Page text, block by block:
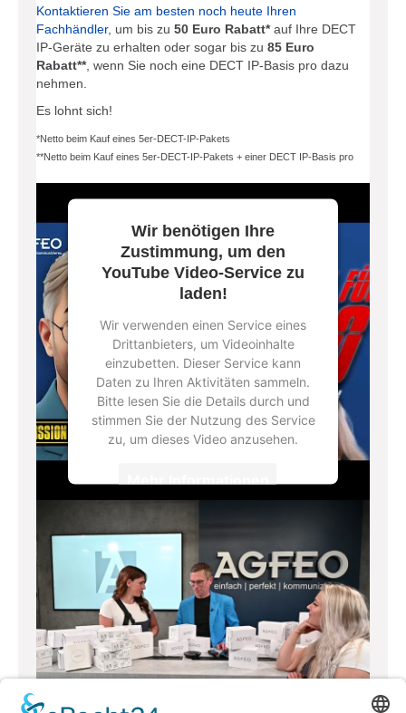
Kontaktieren Sie am besten noch heute Ihren
Fachhändler, um bis zu 50 Euro Rabatt*auf Ihre DECT
IP-Geräte zu erhalten oder sogar bis zu 85 Euro
Rabatt**, wenn Sie noch eine DECT IP-Basis pro dazu
nehmen.
Es lohnt sich!
*Netto beim Kauf eines 5er-DECT-IP-Pakets
**Netto beim Kauf eines 5er-DECT-IP-Pakets + einer DECT IP-Basis pro
Wir benötigen Ihre
Zustimmung, um den
YouTube Video-Service zu
laden!
Wir verwenden einen Service eines
Drittanbieters, um Videoinhalte
einzubetten. Dieser Service kann
Daten zu Ihren Aktivitäten sammeln.
Bitte lesen Sie die Details durch und
stimmen Sie der Nutzung des Service
zu, um dieses Video anzusehen.
Mehr Informationen
Akzeptieren
powered by
Usercentrics Consent
Management Platform&eRecht24